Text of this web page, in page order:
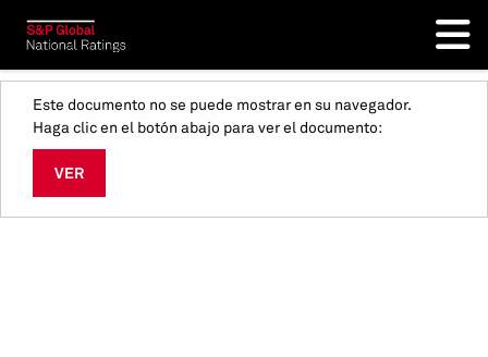
Este documento no se puede mostrar en su navegador.
Haga clic en el botón abajo para ver el documento:
VER